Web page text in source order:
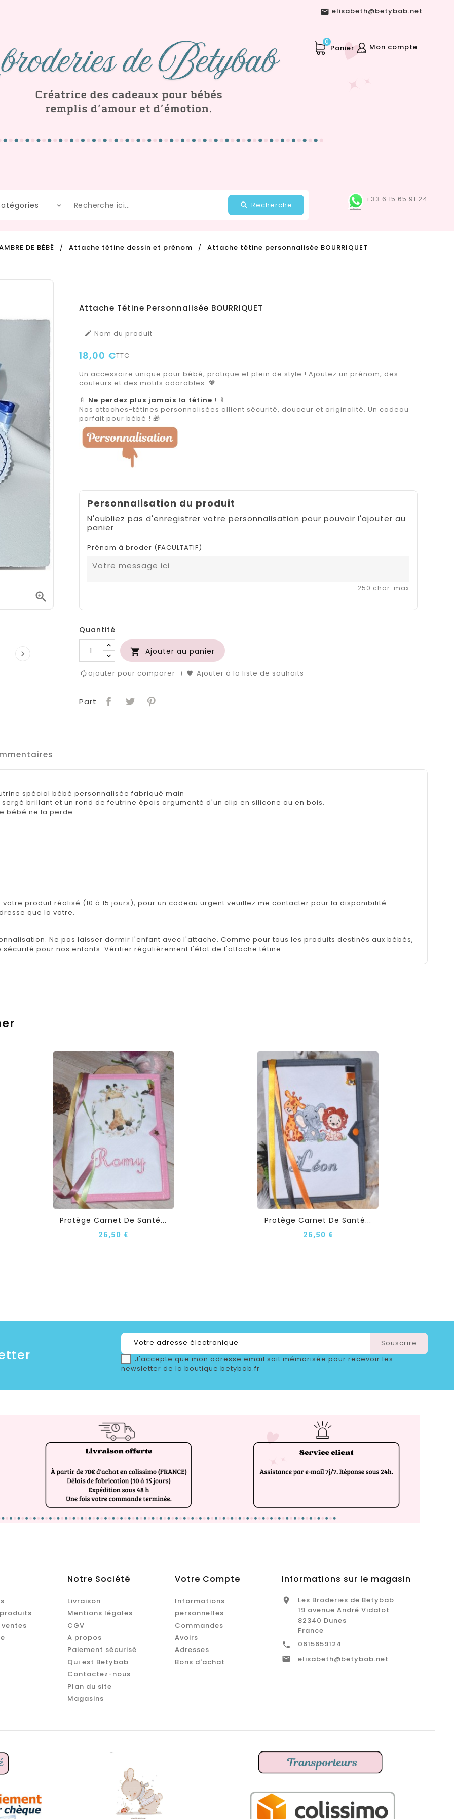
 elisabeth@betybab.net
Mon compte
Panier
0
+33 6 15 65 91 24
Recherche
DE BÉBÉ Attache tétine dessin et prénom Attache tétine personnalisée BOURRIQUET


Attache Tétine Personnalisée BOURRIQUET
 Nom du produit
18,00 €TTC
Un accessoire unique pour bébé, pratique et plein de style ! Ajoutez un prénom, des
couleurs et des motifs adorables. 💖
🍼 Ne perdez plus jamais la tétine ! 🍼
Nos attaches-tétines personnalisées allient sécurité, douceur et originalité. Un cadeau
parfait pour bébé ! 🎁
Personnalisation du produit
N'oubliez pas d'enregistrer votre personnalisation pour pouvoir l'ajouter au
panier
Prénom à broder (FACULTATIF)
250 char. max
Quantité
 Ajouter au panier
ajouter pour comparer Ajouter à la liste de souhaits
Part
spécial bébé personnalisée fabriqué main
brillant et un rond de feutrine épais argumenté d'un clip en silicone ou en bois.
bébé ne la perde..
produit réalisé (10 à 15 jours), pour un cadeau urgent veuillez me contacter pour la disponibilité.
que la votre.
Ne pas laisser dormir l'enfant avec l'attache. Comme pour tous les produits destinés aux bébés,
pour nos enfants. Vérifier régulièrement l'état de l'attache tétine.
Protège Carnet De Santé...
26,50 €
Protège Carnet De Santé...
26,50 €
J'accepte que mon adresse email soit mémorisée pour recevoir les
newsletter de la boutique betybab.fr
Notre Société
Livraison
Mentions légales
CGV
A propos
Paiement sécurisé
Qui est Betybab
Contactez-nous
Plan du site
Magasins
Votre Compte
Informations
personnelles
Commandes
Avoirs
Adresses
Bons d'achat
Informations sur le magasin

Les Broderies de Betybab
19 avenue André Vidalot
82340 Dunes
France
 0615659124
 elisabeth@betybab.net